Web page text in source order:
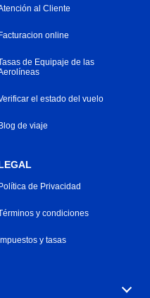
al Cliente
Facturacion online
de Equipaje de las
el estado del vuelo
Blog de viaje
Política de Privacidad
y condiciones
Impuestos y tasas